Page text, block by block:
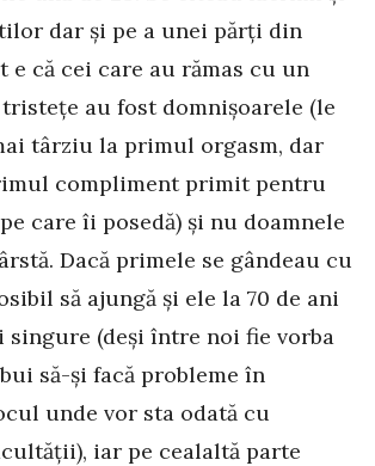
dar și pe a unei părți din
e că cei care au rămas cu un
au fost domnișoarele (le
târziu la primul orgasm, dar
compliment primit pentru
care îi posedă) și nu doamnele
Dacă primele se gândeau cu
să ajungă și ele la 70 de ani
singure (deși între noi fie vorba
să-și facă probleme în
unde vor sta odată cu
iar pe cealaltă parte